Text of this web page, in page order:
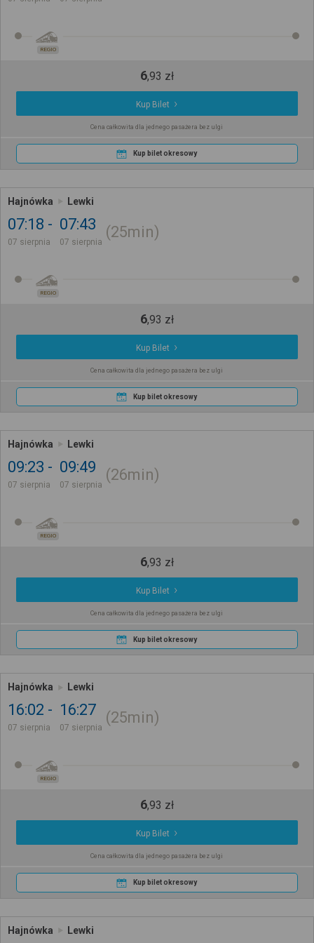
REGIO
6,93 zł
Kup Bilet
Cena całkowita dla jednego pasażera bez ulgi
Kup bilet okresowy
Hajnówka Lewki
07:18
07 sierpnia
07:43
07 sierpnia
25min
REGIO
6,93 zł
Kup Bilet
Cena całkowita dla jednego pasażera bez ulgi
Kup bilet okresowy
Hajnówka Lewki
09:23
07 sierpnia
09:49
07 sierpnia
26min
REGIO
6,93 zł
Kup Bilet
Cena całkowita dla jednego pasażera bez ulgi
Kup bilet okresowy
Hajnówka Lewki
16:02
07 sierpnia
16:27
07 sierpnia
25min
REGIO
6,93 zł
Kup Bilet
Cena całkowita dla jednego pasażera bez ulgi
Kup bilet okresowy
Hajnówka Lewki